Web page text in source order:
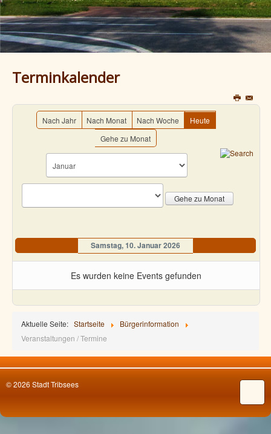
Terminkalender
Nach Jahr Nach Monat Nach Woche
Heute
Gehe zu Monat
Gehe zu Monat
Samstag, 10. Januar 2026
Es wurden keine Events gefunden
Aktuelle Seite: Startseite
Bürgerinformation
Veranstaltungen / Termine
© 2026 Stadt Tribsees